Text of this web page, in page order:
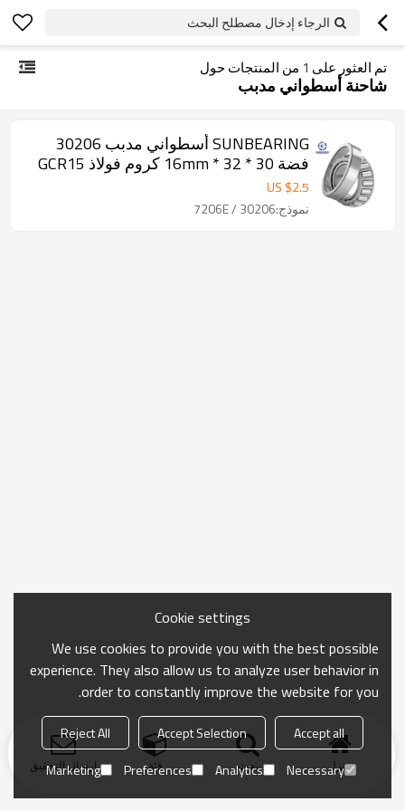
الرجاء إدخال مصطلح البحث
تم العثور على 1 من المنتجات حول
شاحنة أسطواني مدبب
SUNBEARING أسطواني مدبب 30206
فضة 30 * 32 * 16mm كروم فولاذ GCR15
US $2.5
نموذج:30206 / 7206E
منزل بحث فئة ارسال التحقيق
Cookie settings
We use cookies to provide you with the best possible
experience. They also allow us to analyze user behavior in
order to constantly improve the website for you.
Accept all
Accept Selection
Reject All
Necessary
Analytics
Preferences
Marketing